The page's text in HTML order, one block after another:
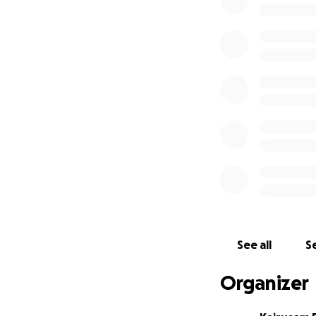
See all
Organizer